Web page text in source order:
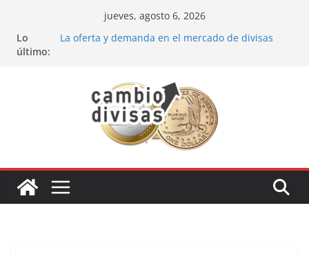
contenido
jueves, agosto 6, 2026
Lo
último:
La oferta y demanda en el mercado de divisas
Oportunidades de inversión en el sector petrolero
en 2024
Los bancos más recomendados para invertir en
Estrategia de los soldados Forex